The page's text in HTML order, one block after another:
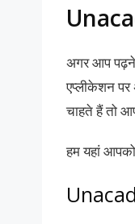
अगर आप पढ़ने
एप्लीकेशन
चाहते हैं तो
हम यहां